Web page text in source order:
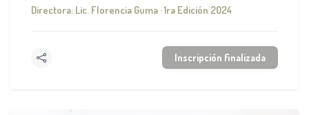
Directora: Lic. Florencia Guma · 1ra Edición 2024
Inscripción finalizada